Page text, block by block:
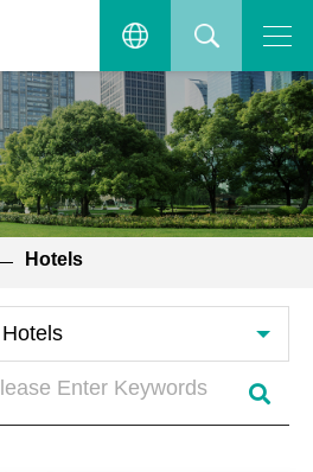
menu.繁體中文
ENGLISH
SEARCH
Hotels